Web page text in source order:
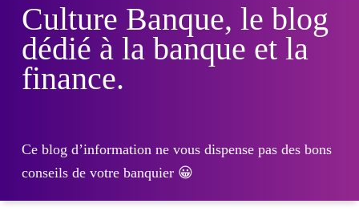
Culture Banque, le blog
dédié à la banque et la
finance.
Ce blog d’information ne vous dispense pas des bons
conseils de votre banquier 😀